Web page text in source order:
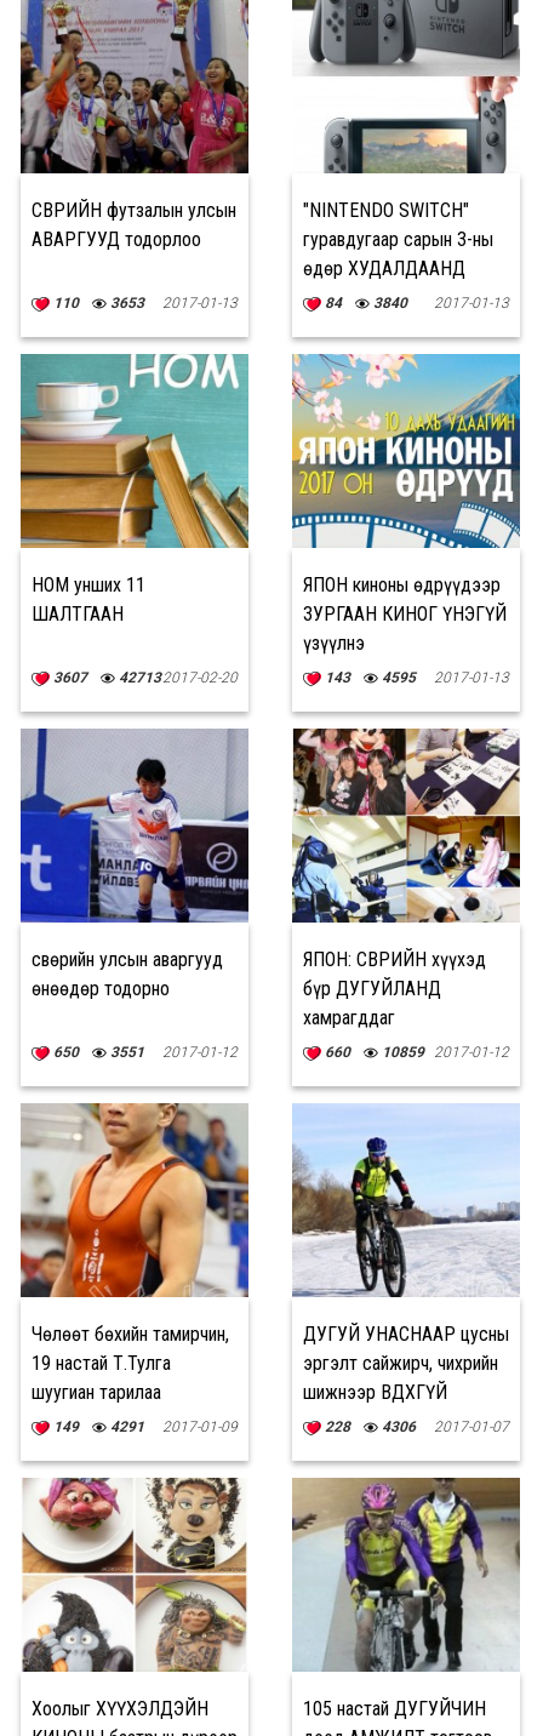
ӨСВӨРИЙН футзалын улсын
АВАРГУУД тодорлоо
110 3653 2017-01-13
"NINTENDO SWITCH"
гуравдугаар сарын 3-ны
өдөр ХУДАЛДААНД
ГАРНА
84 3840 2017-01-13
НОМ унших 11
ШАЛТГААН
3607 427132017-02-20
ЯПОН киноны өдрүүдээр
ЗУРГААН КИНОГ ҮНЭГҮЙ
үзүүлнэ
143 4595 2017-01-13
Өсвөрийн улсын аваргууд
өнөөдөр тодорно
650 3551 2017-01-12
ЯПОН: ӨСВӨРИЙН хүүхэд
бүр ДУГУЙЛАНД
хамрагддаг
660 10859 2017-01-12
Чөлөөт бөхийн тамирчин,
19 настай Т.Тулга
шуугиан тарилаа
149 4291 2017-01-09
ДУГУЙ УНАСНААР цусны
эргэлт сайжирч, чихрийн
шижнээр ӨВДӨХГҮЙ
228 4306 2017-01-07
Хоолыг ХҮҮХЭЛДЭЙН
105 настай ДУГУЙЧИН